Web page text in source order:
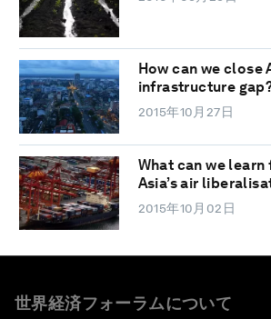
How can we close
infrastructure
2015年10月27日
What can we
Asia’s air
2015年10月02日
世界経済フォーラムについて